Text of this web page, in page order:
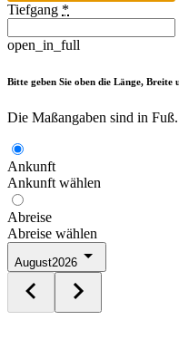
Tiefgang *
open_in_full
Bitte geben Sie oben die Länge, Breite
Die Maßangaben sind in Fuß.
Ankunft
Ankunft wählen
Abreise
Abreise wählen
August2026